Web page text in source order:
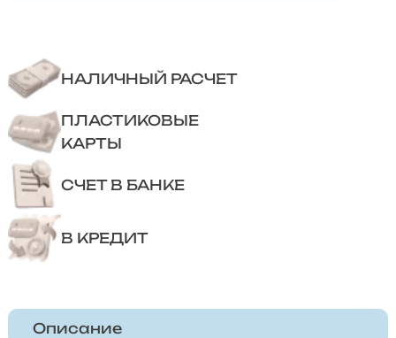
НАЛИЧНЫЙ РАСЧЕТ
ПЛАСТИКОВЫЕ
КАРТЫ
СЧЕТ В БАНКЕ
В КРЕДИТ
Описание